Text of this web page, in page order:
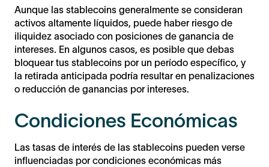
Aunque las stablecoins generalmente se consideran
activos altamente líquidos, puede haber riesgo de
iliquidez asociado con posiciones de ganancia de
intereses. En algunos casos, es posible que debas
bloquear tus stablecoins por un período específico, y
la retirada anticipada podría resultar en penalizaciones
o reducción de ganancias por intereses.
Condiciones Económicas
Las tasas de interés de las stablecoins pueden verse
influenciadas por condiciones económicas más